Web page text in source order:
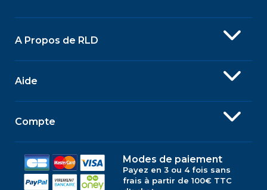
A Propos de RLD
Aide
Compte
Modes de paiement
Payez en 3 ou 4 fois sans
frais à partir de 100€ TTC